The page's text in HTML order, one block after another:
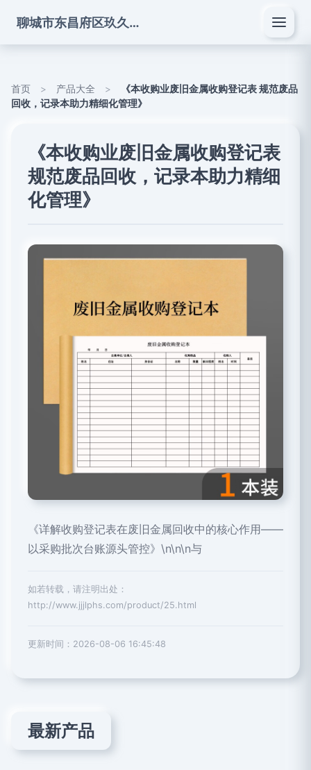
聊城市东昌府区玖久酒商贸有限公司
首页 > 产品大全 >
《本收购业废旧金属收购登记表 规范废品
回收，记录本助力精细化管理》
《本收购业废旧金属收购登记表
规范废品回收，记录本助力精细
化管理》
《详解收购登记表在废旧金属回收中的核心作用——
以采购批次台账源头管控》\n\n\n与
如若转载，请注明出处：
http://www.jjjlphs.com/product/25.html
更新时间：2026-08-06 16:45:48
最新产品